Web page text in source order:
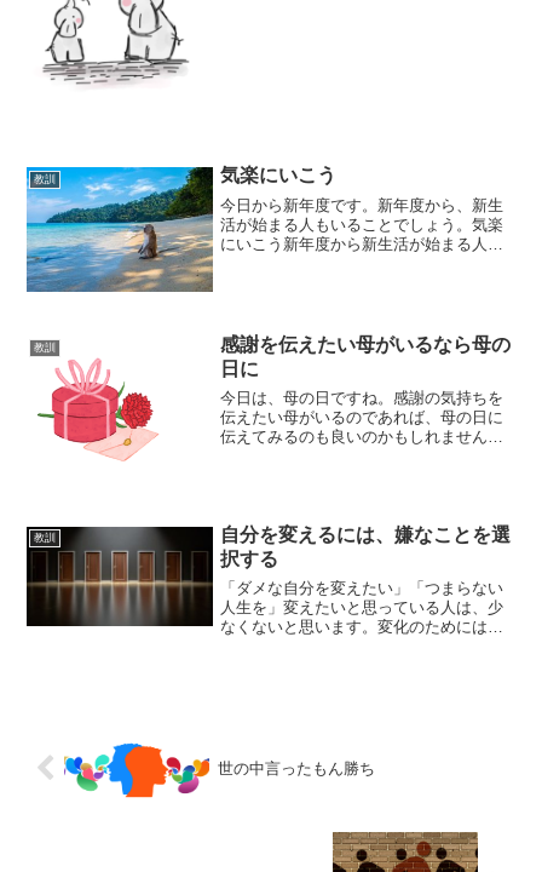
教訓 気楽にいこう
今日から新年度です。新年度から、新生
活が始まる人もいることでしょう。気楽
にいこう新年度から新生活が始まる人、
教訓
感謝を伝えたい母がいるなら母の
日に
今日は、母の日ですね。感謝の気持ちを
伝えたい母がいるのであれば、母の日に
伝えてみるのも良いのかもしれません。
教訓
自分を変えるには、嫌なことを選
択する
「ダメな自分を変えたい」「つまらない
人生を」変えたいと思っている人は、少
なくないと思います。変化のためには、
世の中言ったもん勝ち